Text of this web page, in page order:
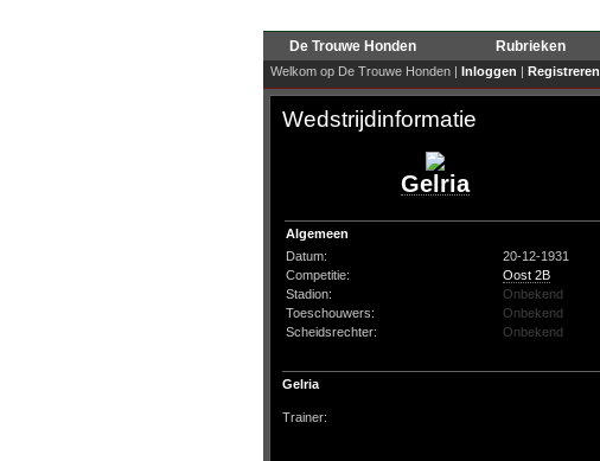
De Trouwe Honden Rubrieken
Welkom op De Trouwe Honden | Inloggen | Registreren
Wedstrijdinformatie
Gelria
Algemeen
Datum:
20-12-1931
Competitie:
Oost 2B
Stadion:
Onbekend
Toeschouwers:
Onbekend
Scheidsrechter:
Onbekend
Gelria
Trainer: